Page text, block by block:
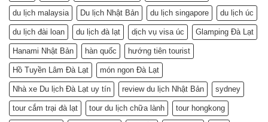
du lịch malaysia Du lịch Nhật Bản du lịch singapore du lịch úc
du lịch đài loan du lịch đà lạt dịch vụ visa úc Glamping Đà Lạt
Hanami Nhật Bản hàn quốc hướng tiên tourist
Hồ Tuyền Lâm Đà Lạt món ngon Đà Lạt
Nhà xe Du lịch Đà Lạt uy tín review du lịch Nhật Bản sydney
tour cắm trại đà lạt tour du lịch chữa lành tour hongkong